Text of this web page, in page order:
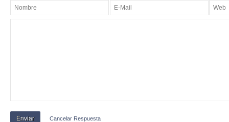
Cancelar Respuesta